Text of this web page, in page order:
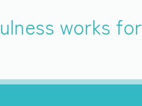
works